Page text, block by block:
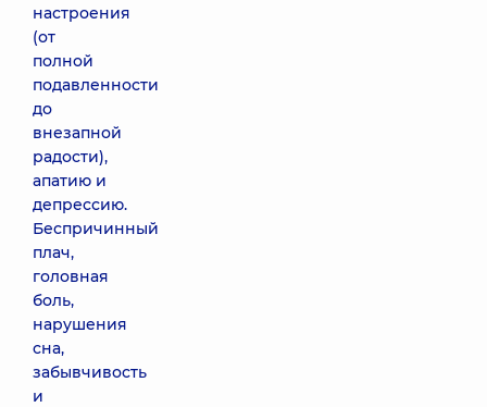
настроения
(от
полной
подавленности
до
внезапной
радости),
апатию и
депрессию.
Беспричинный
плач,
головная
боль,
нарушения
сна,
забывчивость
и